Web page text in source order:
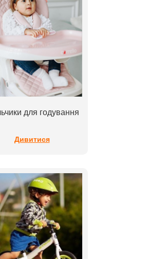
для годування
Дивитися